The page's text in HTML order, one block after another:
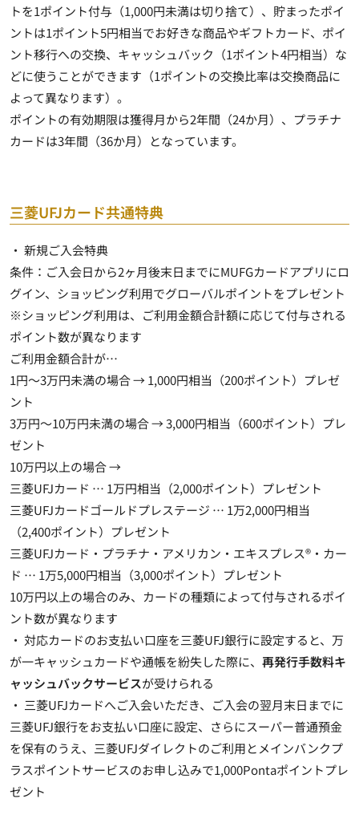
トを1ポイント付与 （1,000円未満は切り捨て）、貯まったポイ
ントは1ポイント5円相当でお好きな商品やギフトカード、ポイ
ント移行への交換、キャッシュバック（1ポイント4円相当）な
どに使うことができます（1ポイントの交換比率は交換商品に
よって異なります）。
ポイントの有効期限は獲得月から2年間（24か月）、プラチナ
カードは3年間（36か月）となっています。
三菱UFJカード共通特典
・ 新規ご入会特典
条件：ご入会日から2ヶ月後末日までにMUFGカードアプリにロ
グイン、ショッピング利用でグローバルポイントをプレゼント
※ショッピング利用は、ご利用金額合計額に応じて付与される
ポイント数が異なります
ご利用金額合計が…
1円～3万円未満の場合 →1,000円相当（200ポイント）プレゼ
ント
3万円～10万円未満の場合 →3,000円相当（600ポイント）プレ
ゼント
10万円以上の場合 →
三菱UFJカード … 1万円相当（2,000ポイント）プレゼント
三菱UFJカードゴールドプレステージ … 1万2,000円相当
（2,400ポイント）プレゼント
三菱UFJカード・プラチナ・アメリカン・エキスプレス®・カー
ド … 1万5,000円相当（3,000ポイント）プレゼント
10万円以上の場合のみ、カードの種類によって付与されるポイ
ント数が異なります
・ 対応カードのお支払い口座を三菱UFJ銀行に設定すると、万
が一キャッシュカードや通帳を紛失した際に、 再発行手数料キ
ャッシュバックサービスが受けられる
・ 三菱UFJカードへご入会いただき、ご入会の翌月末日までに
三菱UFJ銀行をお支払い口座に設定、さらにスーパー普通預金
を保有のうえ、三菱UFJダイレクトのご利用とメインバンクプ
ラスポイントサービスのお申し込みで1,000Pontaポイントプレ
ゼント